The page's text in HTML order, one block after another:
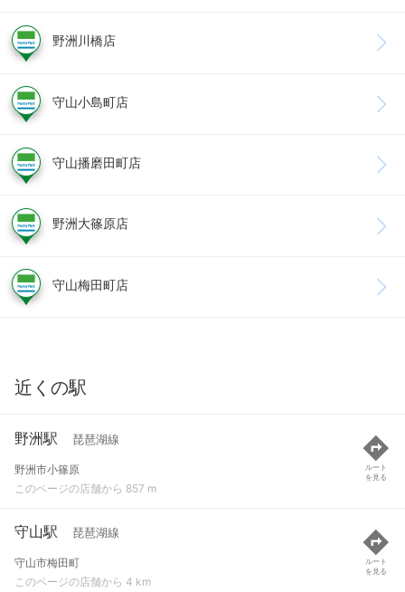
野洲川橋店
守山小島町店
守山播磨田町店
野洲大篠原店
守山梅田町店
近くの駅
野洲駅 琵琶湖線
野洲市小篠原
このページの店舗から 857 m
ルート
を見る
守山駅 琵琶湖線
守山市梅田町
このページの店舗から 4 km
ルート
を見る